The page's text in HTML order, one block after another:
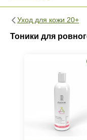
Уход для кожи 20+
Тоники для
Фильтр 2
Kosmoteros